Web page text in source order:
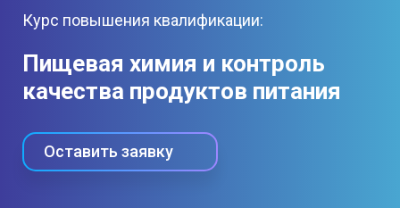
Курс повышения квалификации:
Пищевая химия и контроль
качества продуктов питания
Оставить заявку